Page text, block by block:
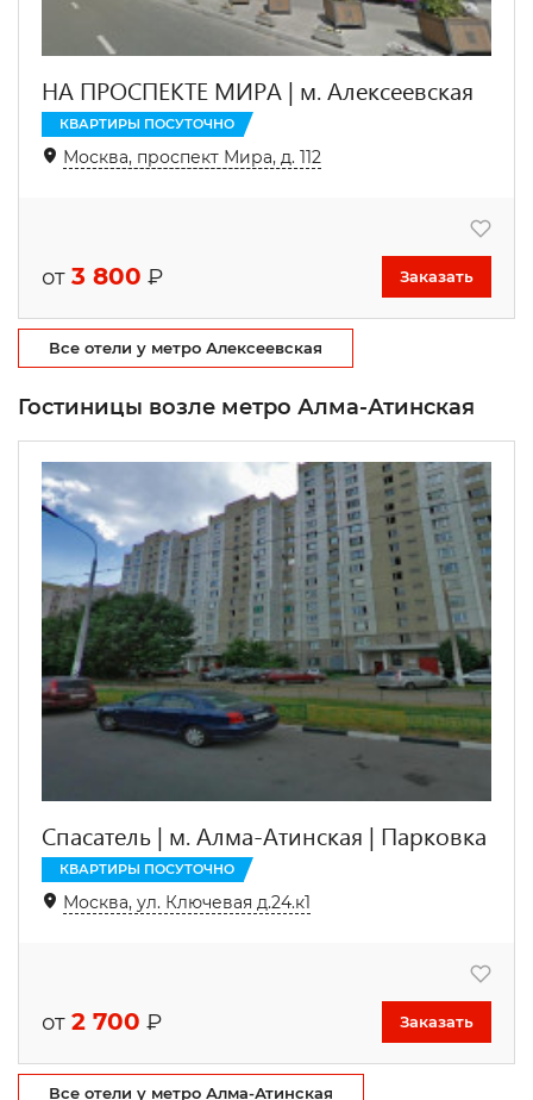
НА ПРОСПЕКТЕ МИРА | м. Алексеевская
КВАРТИРЫ ПОСУТОЧНО
Москва, проспект Мира, д. 112
от 3 800 ₽ Заказать
Все отели у метро Алексеевская
Гостиницы возле метро Алма-Атинская
Спасатель | м. Алма-Атинская | Парковка
КВАРТИРЫ ПОСУТОЧНО
Москва, ул. Ключевая д.24.к1
от 2 700 ₽ Заказать
Все отели у метро Алма-Атинская